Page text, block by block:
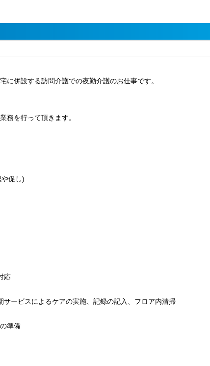
に併設する訪問介護での夜勤介護のお仕事です。
務を行って頂きます。
促し)
応
サービスによるケアの実施、記録の記入、フロア内清掃
準備